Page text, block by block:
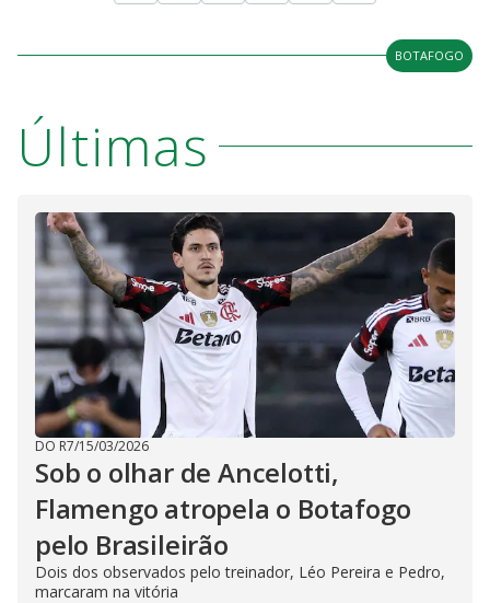
BOTAFOGO
Últimas
DO R7/15/03/2026
Sob o olhar de Ancelotti,
Flamengo atropela o Botafogo
pelo Brasileirão
Dois dos observados pelo treinador, Léo Pereira e Pedro,
marcaram na vitória